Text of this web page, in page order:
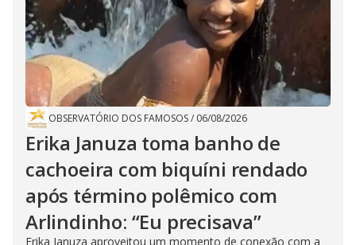
OBSERVATÓRIO DOS FAMOSOS/ 06/08/2026
Erika Januza toma banho de
cachoeira com biquíni rendado
após término polêmico com
Arlindinho: “Eu precisava”
Erika Januza aproveitou um momento de conexão com a